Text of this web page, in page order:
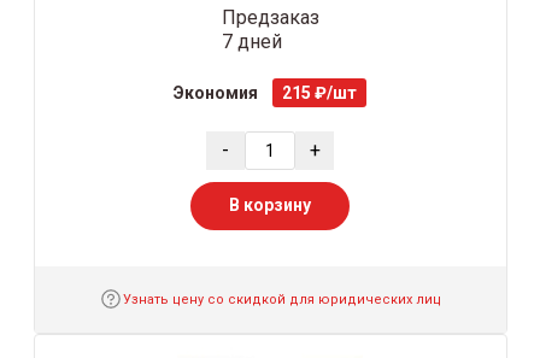
Предзаказ
7 дней
Экономия 215 ₽/шт
- +
В корзину
Узнать цену со скидкой для юридических лиц